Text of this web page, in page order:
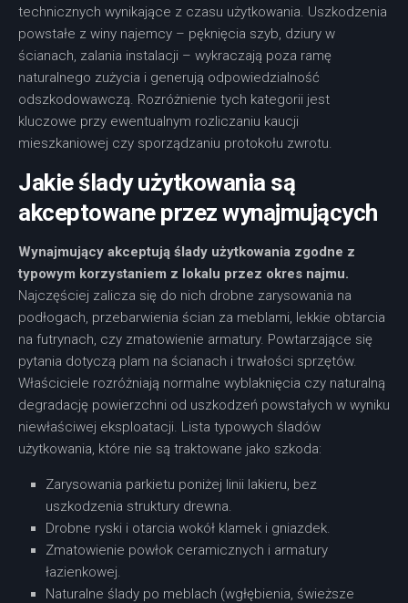
technicznych wynikające z czasu użytkowania. Uszkodzenia
powstałe z winy najemcy – pęknięcia szyb, dziury w
ścianach, zalania instalacji – wykraczają poza ramę
naturalnego zużycia i generują odpowiedzialność
odszkodowawczą. Rozróżnienie tych kategorii jest
kluczowe przy ewentualnym rozliczaniu kaucji
mieszkaniowej czy sporządzaniu protokołu zwrotu.
Jakie ślady użytkowania są
akceptowane przez wynajmujących
Wynajmujący akceptują ślady użytkowania zgodne z
typowym korzystaniem z lokalu przez okres najmu.
Najczęściej zalicza się do nich drobne zarysowania na
podłogach, przebarwienia ścian za meblami, lekkie obtarcia
na futrynach, czy zmatowienie armatury. Powtarzające się
pytania dotyczą plam na ścianach i trwałości sprzętów.
Właściciele rozróżniają normalne wyblaknięcia czy naturalną
degradację powierzchni od uszkodzeń powstałych w wyniku
niewłaściwej eksploatacji. Lista typowych śladów
użytkowania, które nie są traktowane jako szkoda:
Zarysowania parkietu poniżej linii lakieru, bez
uszkodzenia struktury drewna.
Drobne ryski i otarcia wokół klamek i gniazdek.
Zmatowienie powłok ceramicznych i armatury
łazienkowej.
Naturalne ślady po meblach (wgłębienia, świeższe